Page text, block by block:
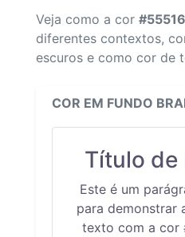
Veja como a cor
diferentes contextos,
escuros e como cor de
COR EM FUNDO
Título de
Este é um
para demonstrar
texto com a cor